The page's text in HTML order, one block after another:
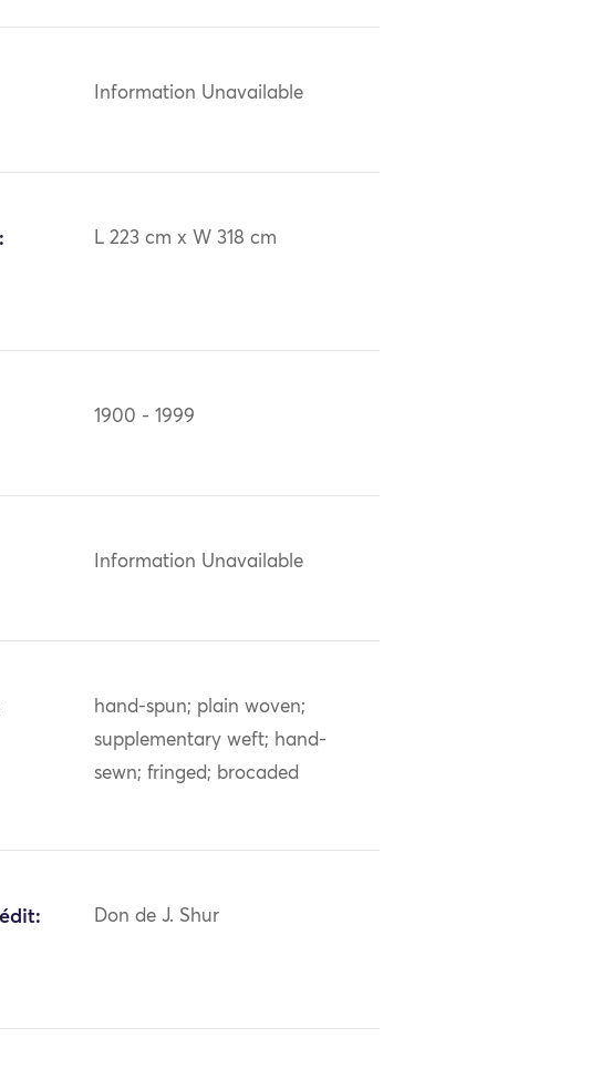
Information Unavailable
L 223 cm x W 318 cm
1900 - 1999
Information Unavailable
hand-spun; plain woven;
supplementary weft; hand-
sewn; fringed; brocaded
Don de J. Shur